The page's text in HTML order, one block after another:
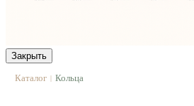
Закрыть
Каталог | Кольца